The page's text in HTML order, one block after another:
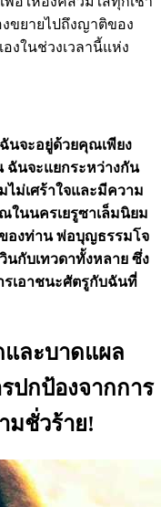
ขยายไปถึงญาติของ
ในช่วงเวลานี้แห่ง
นจะอยู่ด้วยคุณเพียง
ฉันจะแยกระหว่างกัน
ไม่เศร้าใจและมีความ
ในนครเยรูซาเล็มนิยม
องท่าน พ่อบุญธรรมโจ
นกับเทวดาทั้งหลาย ซึ่ง
เอาชนะศัตรูกับฉันที่
และบาดแผล
ปกป้องจากการ
ชั่วร้าย!